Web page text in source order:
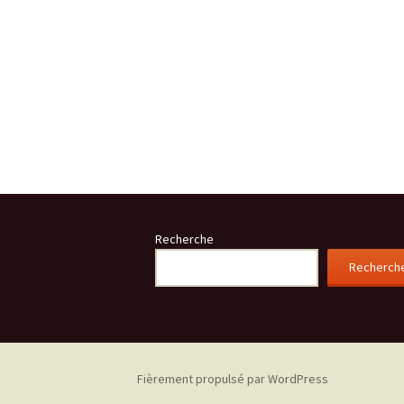
Recherche
Fièrement propulsé par WordPress